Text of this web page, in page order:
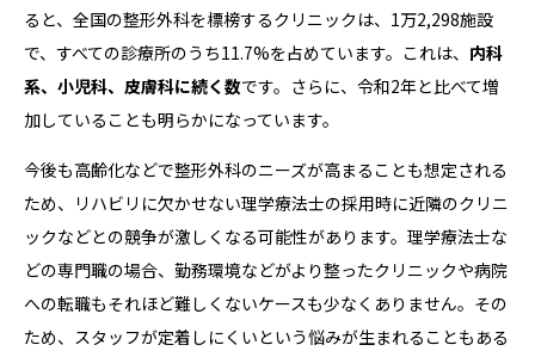
ると、全国の整形外科を標榜するクリニックは、1万2,298施設
で、すべての診療所のうち11.7%を占めています。これは、 内科
系、小児科、皮膚科に続く数です。さらに、令和2年と比べて増
加していることも明らかになっています。
今後も高齢化などで整形外科のニーズが高まることも想定される
ため、リハビリに欠かせない理学療法士の採用時に近隣のクリニ
ックなどとの競争が激しくなる可能性があります。理学療法士な
どの専門職の場合、勤務環境などがより整ったクリニックや病院
への転職もそれほど難しくないケースも少なくありません。その
ため、スタッフが定着しにくいという悩みが生まれることもある